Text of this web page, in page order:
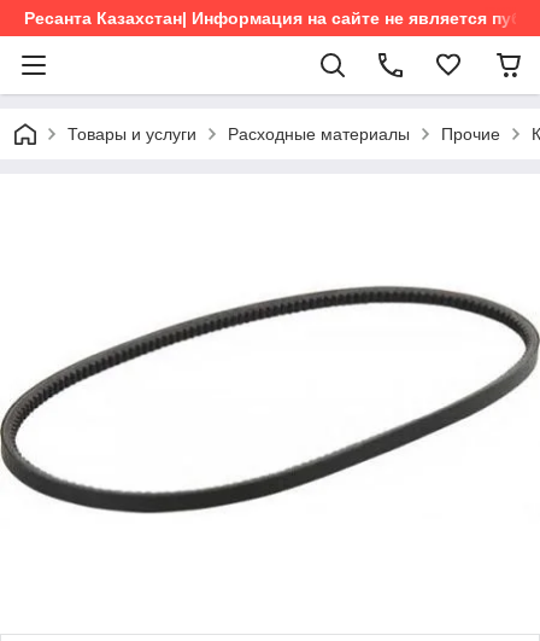
Ресанта Казахстан| Информация на сайте не является
Товары и услуги Расходные материалы Прочие